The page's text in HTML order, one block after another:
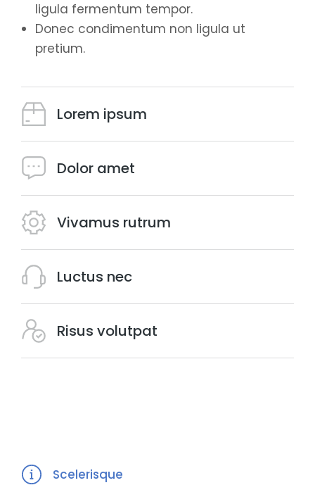
ligula fermentum tempor.
Donec condimentum non ligula ut
pretium.
Lorem ipsum
Dolor amet
Vivamus rutrum
Luctus nec
Risus volutpat
Scelerisque